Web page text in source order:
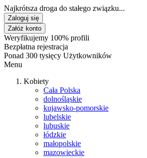
Najkrótsza droga do stałego związku...
Zaloguj się
Załóż konto
Weryfikujemy 100% profili
Bezpłatna rejestracja
Ponad 300 tysięcy Użytkowników
Menu
Kobiety
Cała Polska
dolnośląskie
kujawsko-pomorskie
lubelskie
lubuskie
łódzkie
małopolskie
mazowieckie